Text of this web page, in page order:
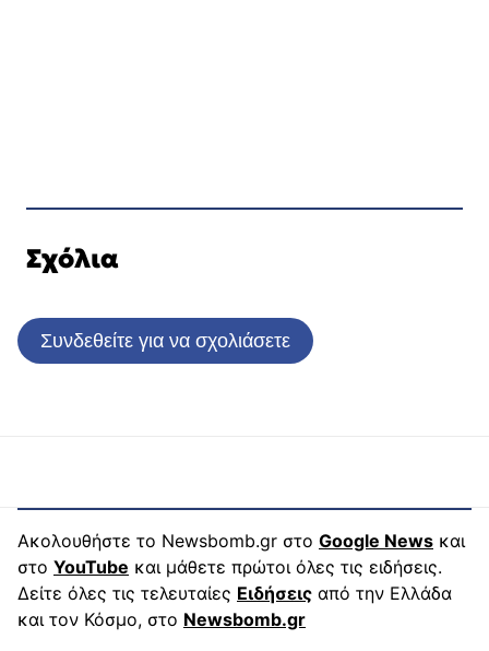
Σχόλια
Συνδεθείτε για να σχολιάσετε
Ακολουθήστε το Newsbomb.gr στο Google News και
στο YouTube και μάθετε πρώτοι όλες τις ειδήσεις.
Δείτε όλες τις τελευταίες Ειδήσεις από την Ελλάδα
και τον Κόσμο, στο Newsbomb.gr